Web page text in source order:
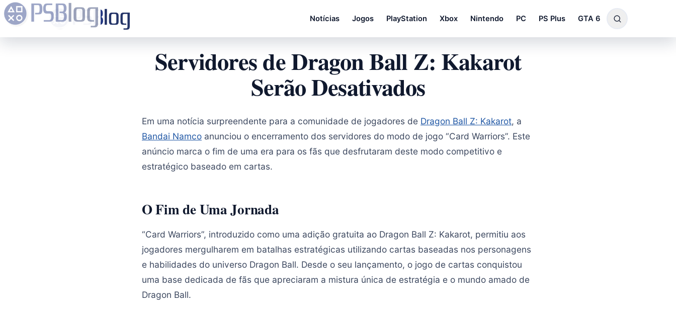
Notícias Jogos PlayStation Xbox Nintendo PC PS Plus GTA 6
Servidores de Dragon Ball Z: Kakarot
Serão Desativados
Em uma notícia surpreendente para a comunidade de jogadores de Dragon Ball Z: Kakarot, a
Bandai Namco anunciou o encerramento dos servidores do modo de jogo “Card Warriors”. Este
anúncio marca o fim de uma era para os fãs que desfrutaram deste modo competitivo e
estratégico baseado em cartas.
O Fim de Uma Jornada
“Card Warriors”, introduzido como uma adição gratuita ao Dragon Ball Z: Kakarot, permitiu aos
jogadores mergulharem em batalhas estratégicas utilizando cartas baseadas nos personagens
e habilidades do universo Dragon Ball. Desde o seu lançamento, o jogo de cartas conquistou
uma base dedicada de fãs que apreciaram a mistura única de estratégia e o mundo amado de
Dragon Ball.